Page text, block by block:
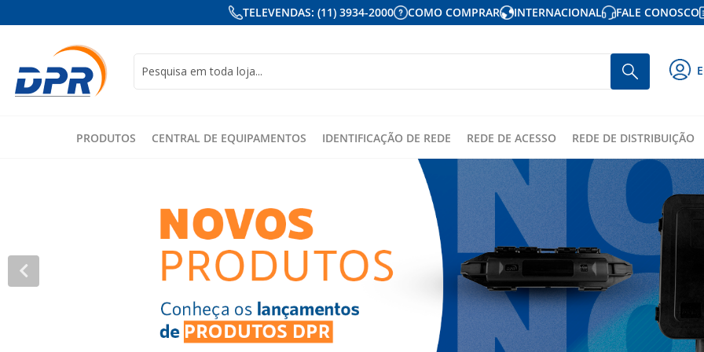
TELEVENDAS: (11) 3934-2000 COMO COMPRAR INTERNACIONAL FALE CONOSCO
Busca
PRODUTOS CENTRAL DE EQUIPAMENTOS IDENTIFICAÇÃO DE REDE REDE DE ACESSO REDE DE DISTRIBUIÇÃO